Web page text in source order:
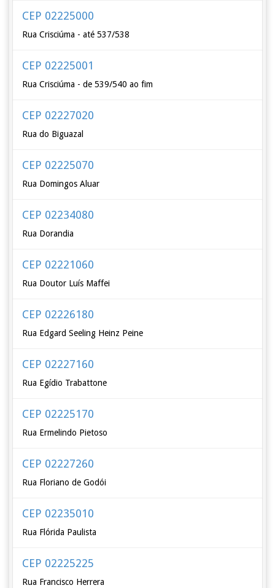
CEP 02225000
Rua Crisciúma - até 537/538
CEP 02225001
Rua Crisciúma - de 539/540 ao fim
CEP 02227020
Rua do Biguazal
CEP 02225070
Rua Domingos Aluar
CEP 02234080
Rua Dorandia
CEP 02221060
Rua Doutor Luís Maffei
CEP 02226180
Rua Edgard Seeling Heinz Peine
CEP 02227160
Rua Egídio Trabattone
CEP 02225170
Rua Ermelindo Pietoso
CEP 02227260
Rua Floriano de Godói
CEP 02235010
Rua Flórida Paulista
CEP 02225225
Rua Francisco Herrera